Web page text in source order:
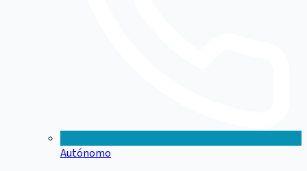
Autónomo